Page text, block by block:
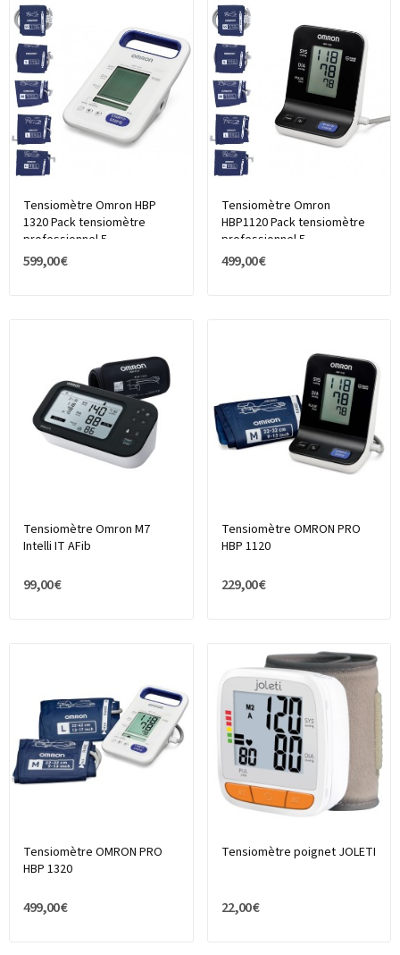
Tensiomètre Omron HBP
1320 Pack tensiomètre
professionnel 5...
599,00 €
Tensiomètre Omron
HBP1120 Pack tensiomètre
professionnel 5...
499,00 €
Tensiomètre Omron M7
Intelli IT AFib
99,00 €
Tensiomètre OMRON PRO
HBP 1120
229,00 €
Tensiomètre OMRON PRO
HBP 1320
499,00 €
Tensiomètre poignet JOLETI
22,00 €